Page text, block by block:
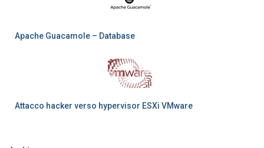
Apache Guacamole – Database
Attacco hacker verso hypervisor ESXi VMware